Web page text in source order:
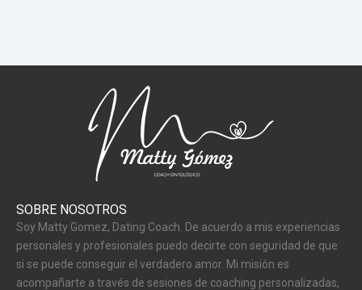
SOBRE NOSOTROS
Soy Matty Gomez, Dating Coach. De acuerdo a mis experiencias
personales y profesionales puedo decirte con seguridad de que
si se puede conseguir el verdadero amor. Mi misión es
acompañarte a través de sesiones de coaching personalizadas,